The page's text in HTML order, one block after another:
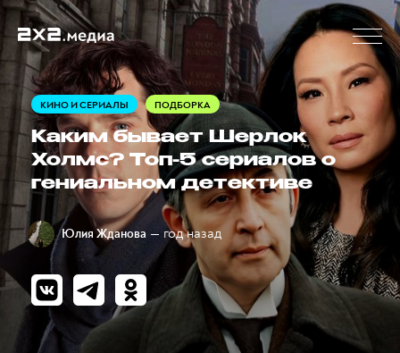
КИНО И СЕРИАЛЫ ПОДБОРКА
Каким бывает Шерлок
Холмс? Топ-5 сериалов о
гениальном детективе
Юлия Жданова — год назад